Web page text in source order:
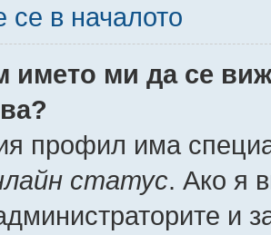
се в началото
името ми да се
профил има
статус. Ако я
и